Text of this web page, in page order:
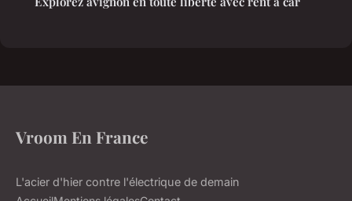
Vroom En France
L'acier d'hier contre l'électrique de demain